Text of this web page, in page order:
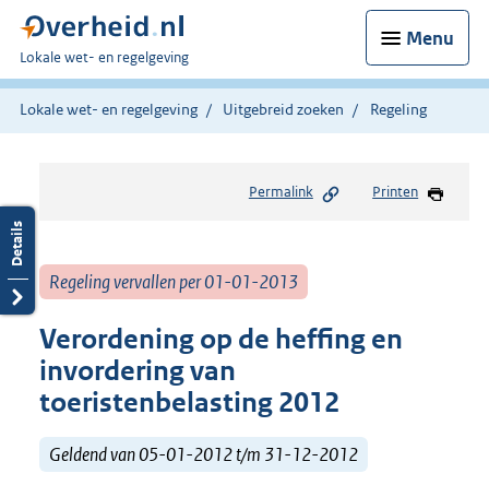
Menu
U
bent
hier:
Lokale wet- en regelgeving
Lokale wet- en regelgeving Uitgebreid zoeken Regeling
Permalink Printen
Regeling vervallen per 01-01-2013
Verordening op de heffing en
invordering van
toeristenbelasting 2012
Geldend van 05-01-2012 t/m 31-12-2012